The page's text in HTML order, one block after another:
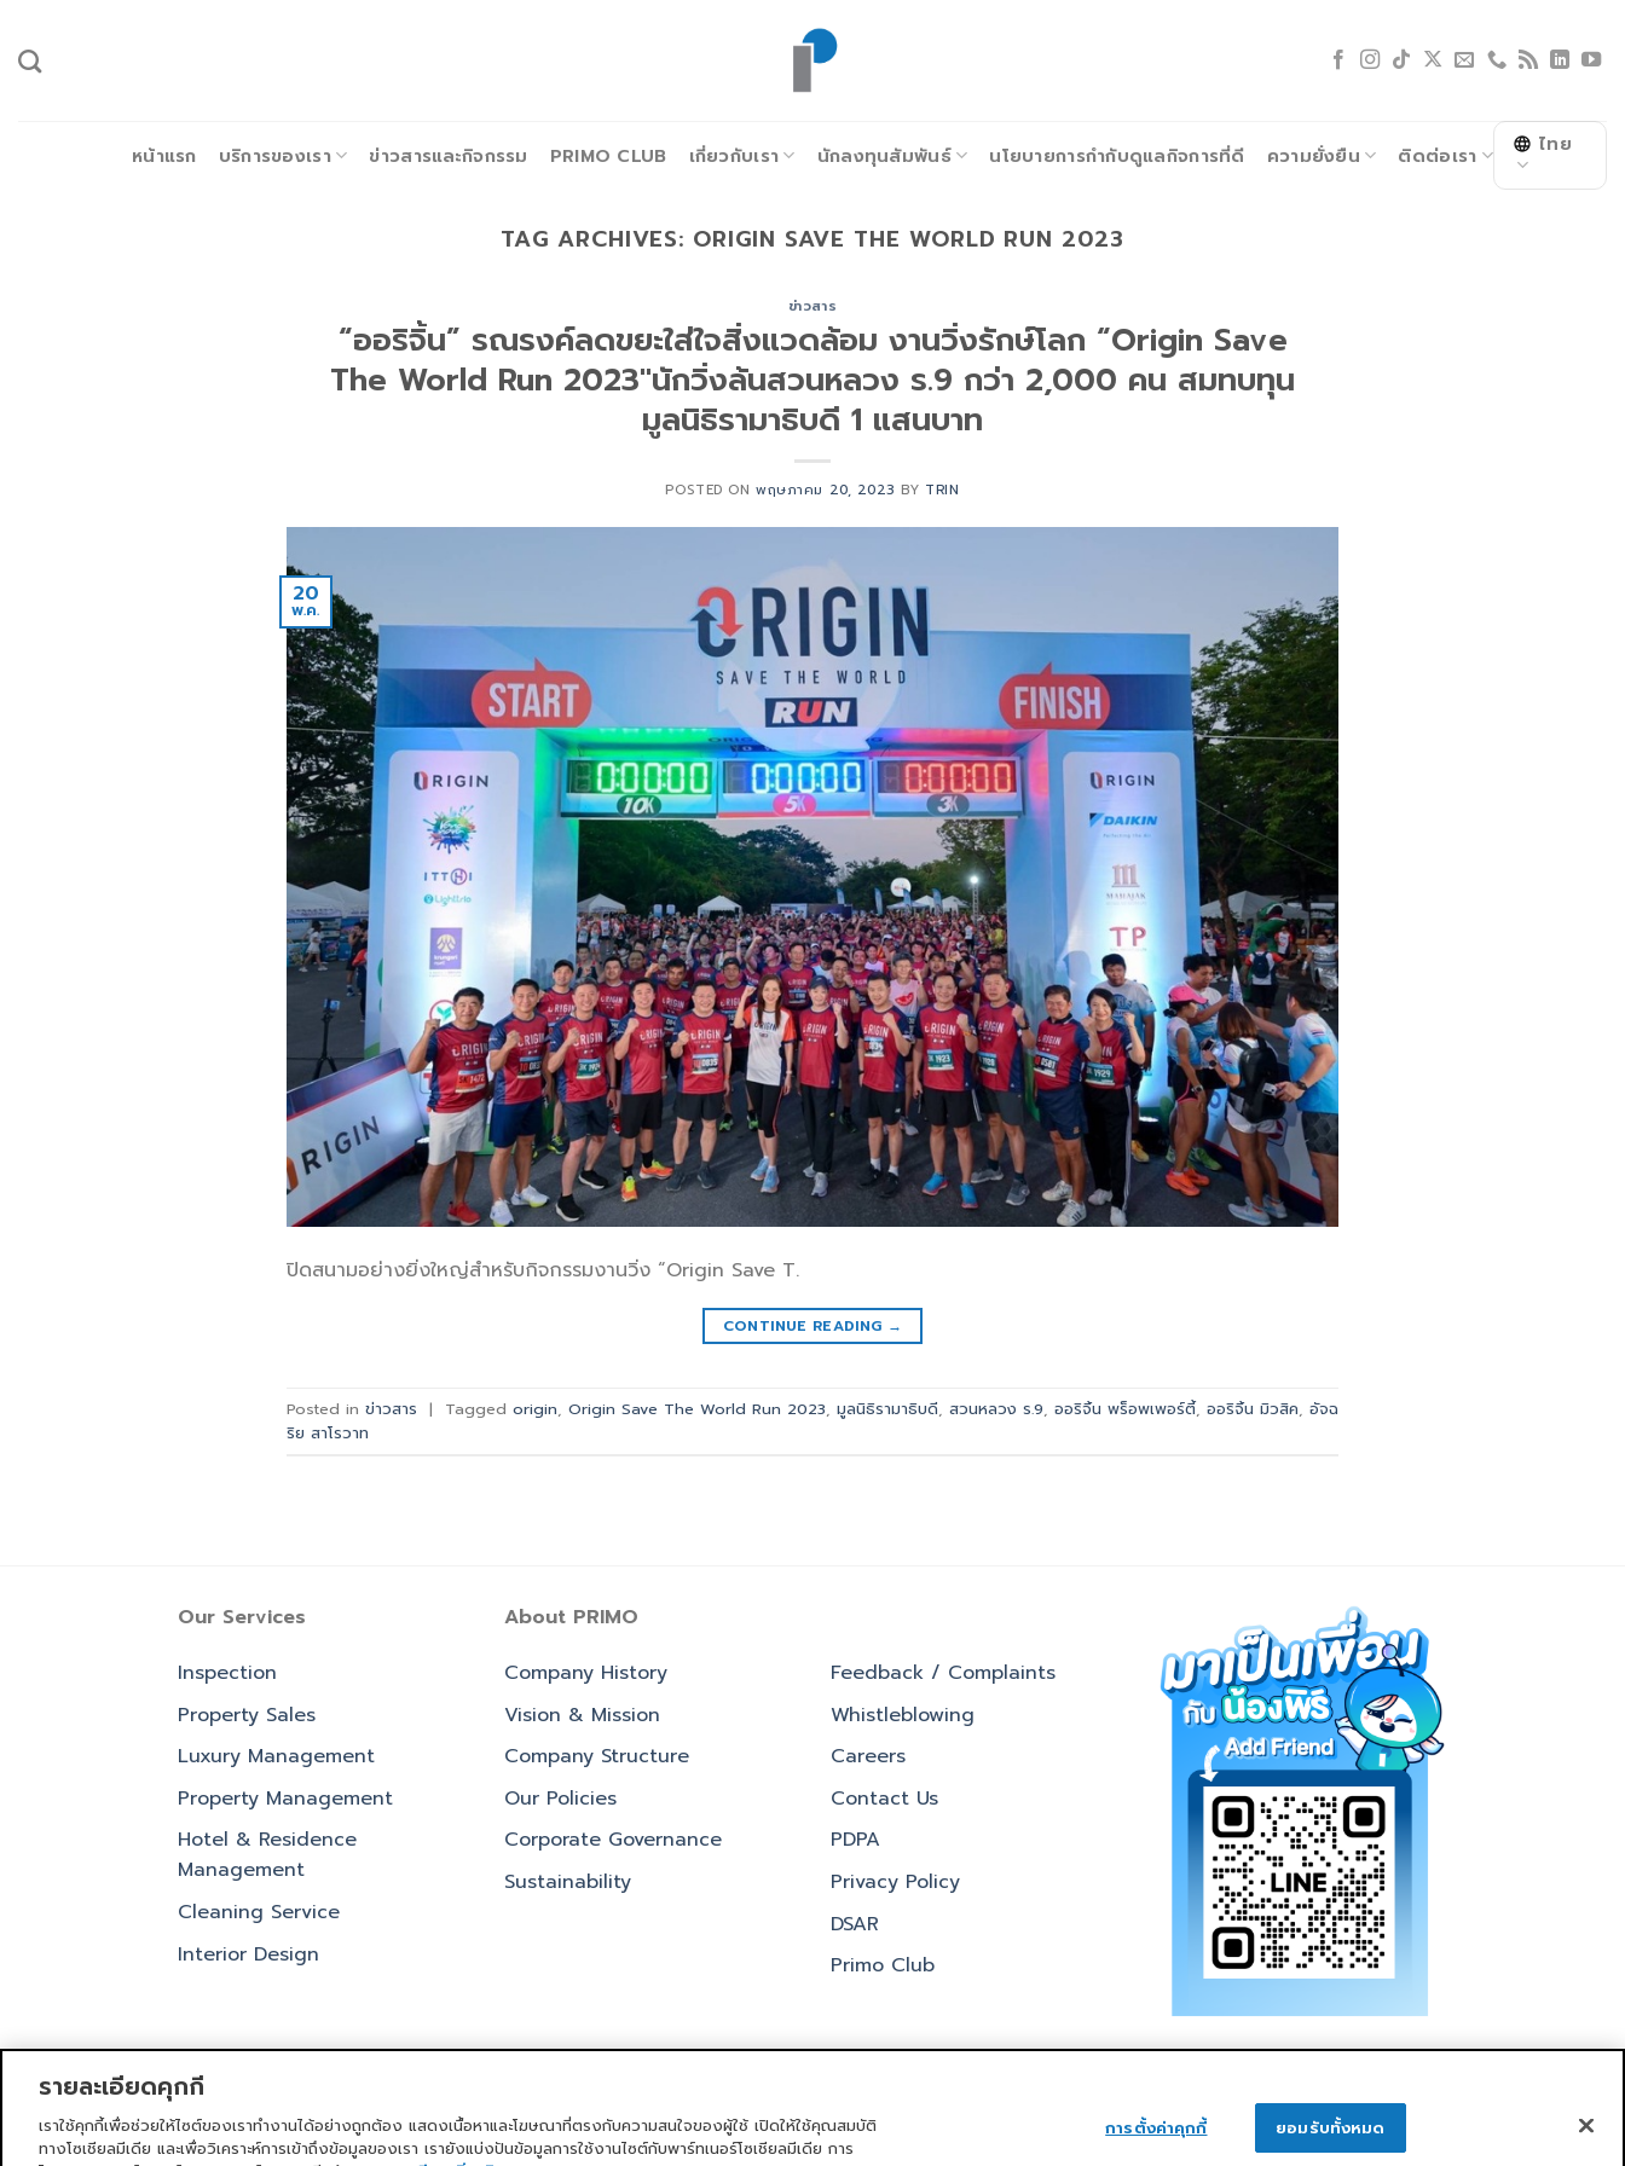
ยัง
หน้าแรก บริการของเรา ข่าวสารและกิจกรรม PRIMO CLUB เกี่ยวกับเรา นักลงทุนสัมพันธ์ นโยบายการกำกับดูแลกิจการที่ดี ความยั่งยืน ติดต่อเรา ไทย
TAG ARCHIVES: ORIGIN SAVE THE WORLD RUN 2023
ข่าวสาร
“ออริจิ้น” รณรงค์ลดขยะใส่ใจสิ่งแวดล้อม งานวิ่งรักษ์โลก “Origin Save
The World Run 2023″นักวิ่งล้นสวนหลวง ร.9 กว่า 2,000 คน สมทบทุน
มูลนิธิรามาธิบดี 1 แสนบาท
POSTED ONพฤษภาคม 20, 2023 BY TRIN
20
พ.ค.
ปิดสนามอย่างยิ่งใหญ่สำหรับกิจกรรมงานวิ่ง “Origin Save T.
CONTINUE READING →
Posted in ข่าวสาร | Tagged origin Origin Save The World Run 2023 มูลนิธิรามาธิบดี สวนหลวง ร.9 ออริจิ้น พร็อพเพอร์ตี้, ออริจิ้น มิวสิค อัจฉ
ริย สาโรวาท
Our Services
Inspection
Property Sales
Luxury Management
Property Management
Hotel & Residence
Management
Cleaning Service
Interior Design
About PRIMO
Company History
Vision & Mission
Company Structure
Our Policies
Corporate Governance
Sustainability
Feedback / Complaints
Whistleblowing
Careers
Contact Us
PDPA
Privacy Policy
DSAR
Primo Club
หน้าแรก บริการของเรา ข่าวสารและกิจกรรม PRIMO CLUB เกี่ยวกับเรา นักลงทุนสัมพันธ์ นโยบายการกำกับดูแลกิจการที่ดี
รายละเอียดคุกกี้
เราใช้คุกกี้เพื่อช่วยให้ไซต์ของเราทำงานได้อย่างถูกต้อง แสดงเนื้อหาและโฆษณาที่ตรงกับความสนใจของผู้ใช้ เปิดให้ใช้คุณสมบัติ
ทางโซเชียลมีเดีย และเพื่อวิเคราะห์การเข้าถึงข้อมูลของเรา เรายังแบ่งปันข้อมูลการใช้งานไซต์กับพาร์ทเนอร์โซเชียลมีเดีย การ
การตั้งค่าคุกกี้ ยอมรับทั้งหมด